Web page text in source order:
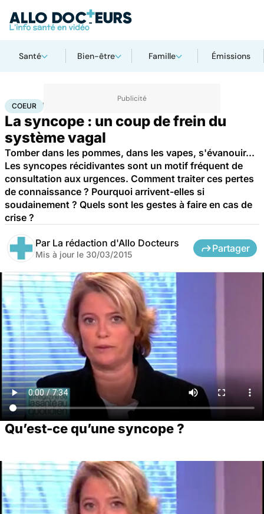
Santé Bien-être Famille Émissions
AccueilSanté Maladies cardiaques
COEUR
La syncope : un coup de frein du
système vagal
Tomber dans les pommes, dans les vapes, s'évanouir...
Les syncopes récidivantes sont un motif fréquent de
consultation aux urgences. Comment traiter ces pertes
de connaissance ? Pourquoi arrivent-elles si
soudainement ? Quels sont les gestes à faire en cas de
crise ?
Par La rédaction d'Allo Docteurs
Mis à jour le 30/03/2015
Partager
Qu’est-ce qu’une syncope ?